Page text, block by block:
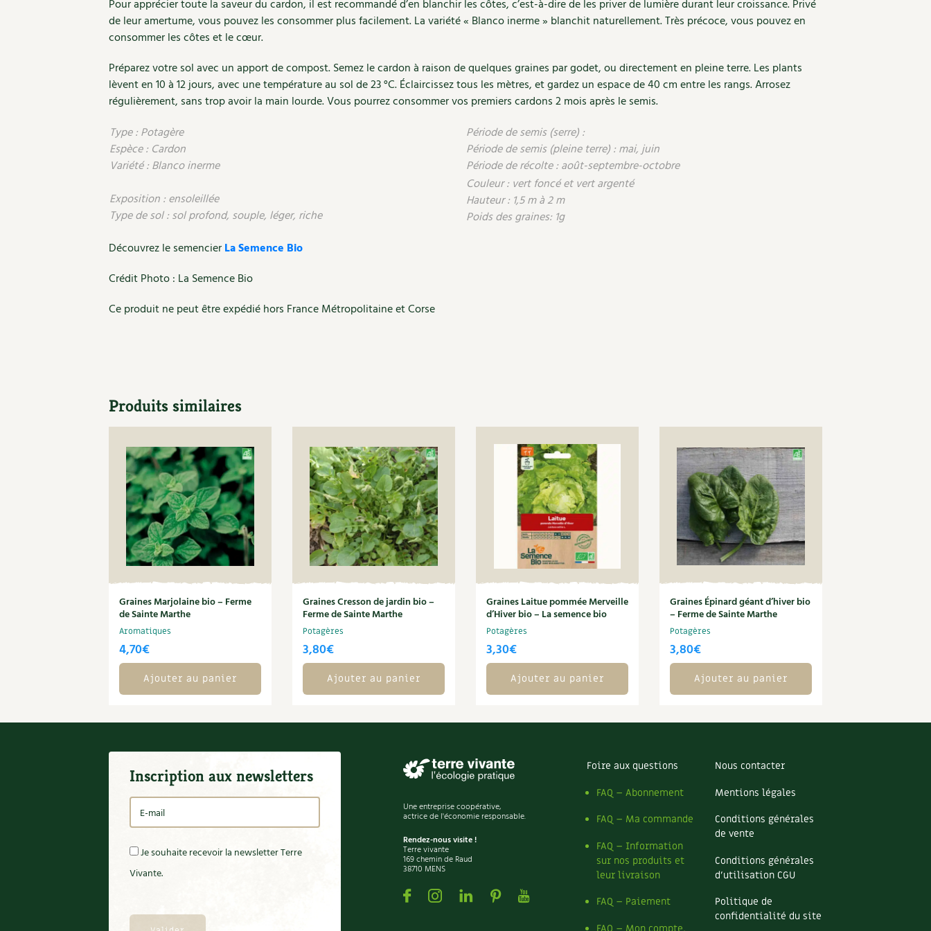
Pour apprécier toute la saveur du cardon, il est recommandé d’en blanchir les côtes, c’est-à-dire de les priver de lumière durant leur croissance. Privé
de leur amertume, vous pouvez les consommer plus facilement. La variété « Blanco inerme » blanchit naturellement. Très précoce, vous pouvez en
consommer les côtes et le cœur.
Préparez votre sol avec un apport de compost. Semez le cardon à raison de quelques graines par godet, ou directement en pleine terre. Les plants
lèvent en 10 à 12 jours, avec une température au sol de 23 °C. Éclaircissez tous les mètres, et gardez un espace de 40 cm entre les rangs. Arrosez
régulièrement, sans trop avoir la main lourde. Vous pourrez consommer vos premiers cardons 2 mois après le semis.
Type : Potagère
Espèce : Cardon
Variété : Blanco inerme
Période de semis (serre) :
Période de semis (pleine terre) : mai, juin
Période de récolte : août-septembre-octobre
Exposition : ensoleillée
Type de sol : sol profond, souple, léger, riche
Couleur : vert foncé et vert argenté
Hauteur : 1,5 m à 2 m
Poids des graines: 1g
Découvrez le semencierLa Semence Bio
Crédit Photo : La Semence Bio
Ce produit ne peut être expédié hors France Métropolitaine et Corse
Produits similaires
Graines Marjolaine bio – Ferme
de Sainte Marthe
Aromatiques
4,70€
Ajouter au panier
Graines Cresson de jardin bio –
Ferme de Sainte Marthe
Potagères
3,80€
Ajouter au panier
Graines Laitue pommée Merveille
d’Hiver bio – La semence bio
Potagères
3,30€
Ajouter au panier
Graines Épinard géant d’hiver bio
– Ferme de Sainte Marthe
Potagères
3,80€
Ajouter au panier
Inscription aux newsletters
Je souhaite recevoir la newsletter Terre
Vivante.
Une entreprise coopérative,
actrice de l'économie responsable.
Rendez-nous visite !
Terre vivante
169 chemin de Raud
38710 MENS
FacebookInstagramLinkedin
PinterestYoutube
Foire aux questions
FAQ – Abonnement
FAQ – Ma commande
FAQ – Information
sur nos produits et
leur livraison
FAQ – Paiement
Nous contacter
Mentions légales
Conditions générales
de vente
Conditions générales
d’utilisation CGU
Politique de
confidentialité du site